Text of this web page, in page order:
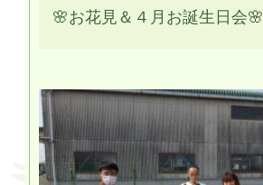
🌸お花見＆４月お誕生日会🌸